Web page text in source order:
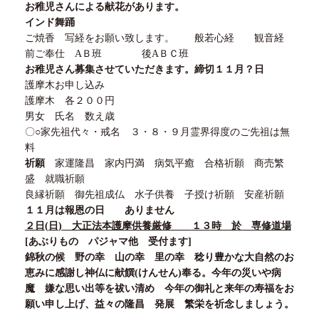
お稚児さんによる献花があります。
インド舞踊
ご焼香 写経をお願い致します。 般若心経 観音経
前ご奉仕 A Ｂ班 後A ＢＣ班
お稚児さん募集させていただきます。締切 １１ 月 ？日
護摩木お申し込み
護摩木 各 ２００ 円
男女 氏名 数え歳
〇○家先祖代々・戒名 ３ ・ ８ ・ ９ 月霊界得度のご先祖は無
料
祈願 家運隆昌 家内円満 病気平癒 合格祈願 商売繁
盛 就職祈願
良縁祈願 御先祖成仏 水子供養 子授け祈願 安産祈願
１１ 月は報恩の日 ありません
２ 日 (日 ) 大正法本護摩供養厳修 １３ 時 於 専修道場
[あぶりもの パジャマ他 受付ます]
錦秋の候 野の幸 山の幸 里の幸 稔り豊かな大自然のお
恵みに感謝し神仏に献饌(けんせん)奉る。今年の災いや病
魔 嫌な思い出等を祓い清め 今年の御礼と来年の寿福をお
願い申し上げ、益々の隆昌 発展 繁栄を祈念しましょう。